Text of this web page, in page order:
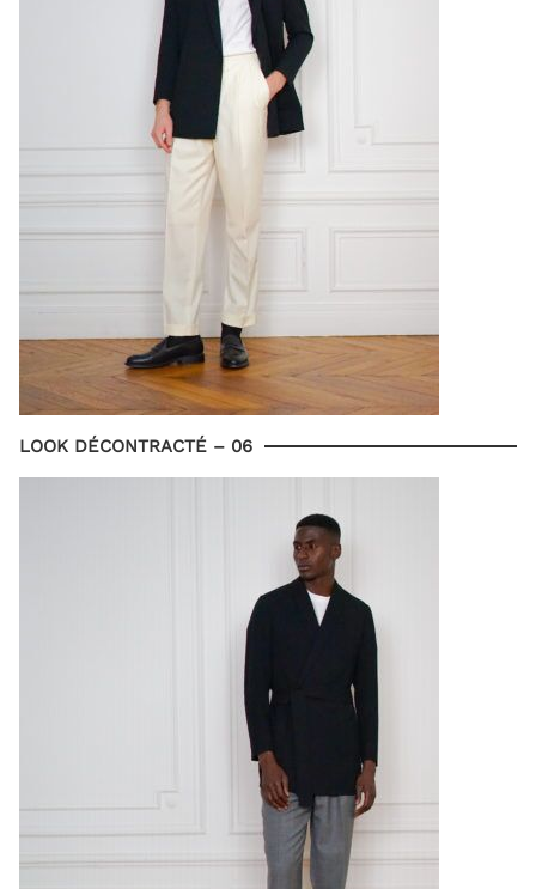
LOOK DÉCONTRACTÉ – 06